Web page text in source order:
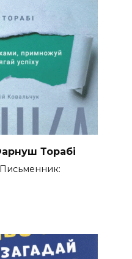
Торабі